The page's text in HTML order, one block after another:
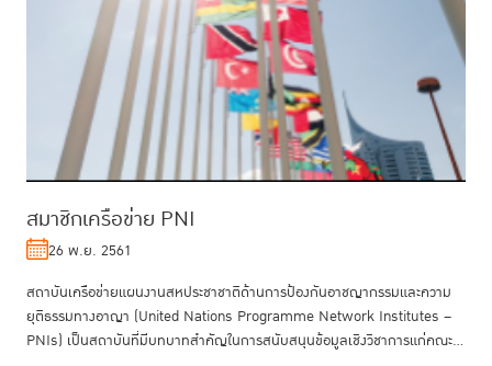
สมาชิกเครือข่าย PNI
26 พ.ย. 2561
สถาบันเครือข่ายแผนงานสหประชาชาติด้านการป้องกันอาชญากรรมและความ
ยุติธรรมทางอาญา (United Nations Programme Network Institutes –
PNIs) เป็นสถาบันที่มีบทบาทสำคัญในการสนับสนุนข้อมูลเชิงวิชาการแก่คณะ